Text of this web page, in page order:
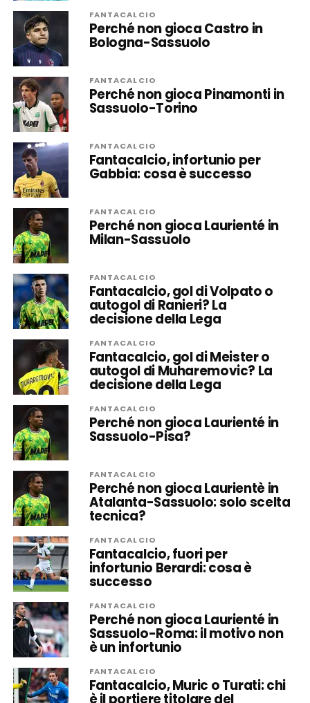
FANTACALCIO
Perché non gioca Castro in
Bologna-Sassuolo
FANTACALCIO
Perché non gioca Pinamonti in
Sassuolo-Torino
FANTACALCIO
Fantacalcio, infortunio per
Gabbia: cosa è successo
FANTACALCIO
Perché non gioca Laurienté in
Milan-Sassuolo
FANTACALCIO
Fantacalcio, gol di Volpato o
autogol di Ranieri? La
decisione della Lega
FANTACALCIO
Fantacalcio, gol di Meister o
autogol di Muharemovic? La
decisione della Lega
FANTACALCIO
Perché non gioca Laurienté in
Sassuolo-Pisa?
FANTACALCIO
Perché non gioca Laurientè in
Atalanta-Sassuolo: solo scelta
tecnica?
FANTACALCIO
Fantacalcio, fuori per
infortunio Berardi: cosa è
successo
FANTACALCIO
Perché non gioca Laurienté in
Sassuolo-Roma: il motivo non
è un infortunio
FANTACALCIO
Fantacalcio, Muric o Turati: chi
è il portiere titolare del